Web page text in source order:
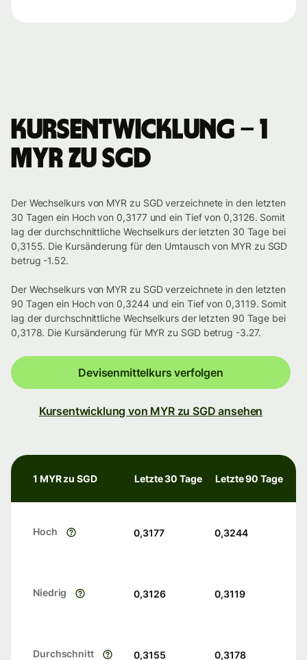
Kursentwicklung – 1
MYR zu SGD
Der Wechselkurs von MYR zu SGD verzeichnete in den letzten
30 Tagen ein Hoch von 0,3177 und ein Tief von 0,3126. Somit
lag der durchschnittliche Wechselkurs der letzten 30 Tage bei
0,3155. Die Kursänderung für den Umtausch von MYR zu SGD
betrug -1.52.
Der Wechselkurs von MYR zu SGD verzeichnete in den letzten
90 Tagen ein Hoch von 0,3244 und ein Tief von 0,3119. Somit
lag der durchschnittliche Wechselkurs der letzten 90 Tage bei
0,3178. Die Kursänderung für MYR zu SGD betrug -3.27.
Devisenmittelkurs verfolgen
Kursentwicklung von MYR zu SGD ansehen
1 MYR zu SGD Letzte 30 Tage Letzte 90 Tage
Hoch 0,3177 0,3244
Niedrig 0,3126 0,3119
Durchschnitt 0,3155 0,3178